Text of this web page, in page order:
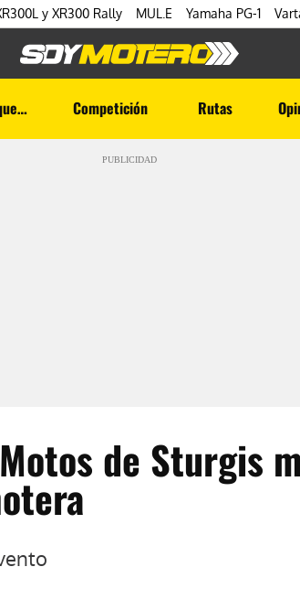
y XR300 Rally MUL.E Yamaha PG-1
Competición Rutas
PUBLICIDAD
de Sturgis